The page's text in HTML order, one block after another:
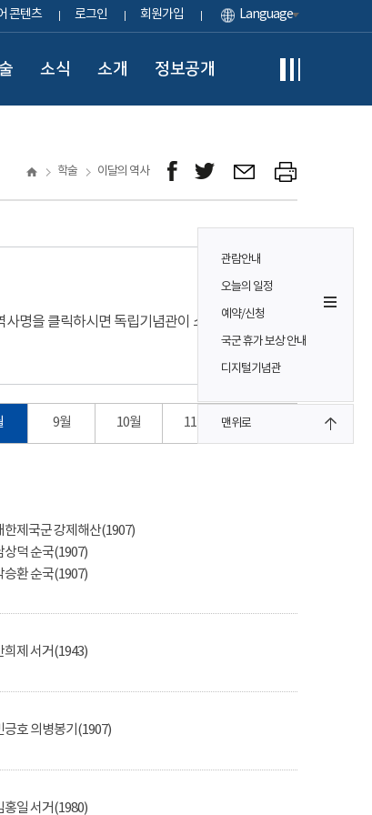
콘텐츠 로그인 회원가입 Language
소식 소개 정보공개
관람안내
오늘의 일정
예약/신청
국군 휴가 보상 안내
디지털기념관
맨위로
학술 이달의 역사
명을 클릭하시면 독립기념관이 소장하고
9월 10월 11월
한제국군 강제해산(1907)
상덕 순국(1907)
승환 순국(1907)
희제 서거(1943)
긍호 의병봉기(1907)
홍일 서거(1980)